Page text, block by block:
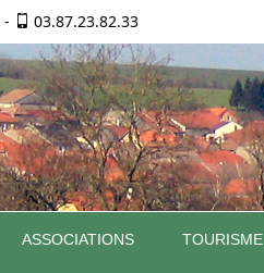
- 03.87.23.82.33
ASSOCIATIONS TOURISME